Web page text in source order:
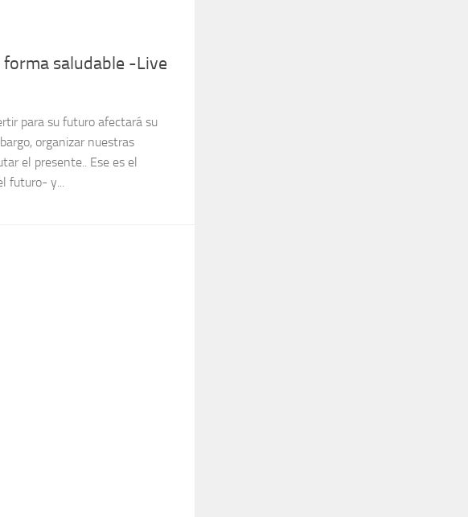
saludable -Live
para su futuro afectará su
organizar nuestras
el presente.. Ese es el
futuro- y...